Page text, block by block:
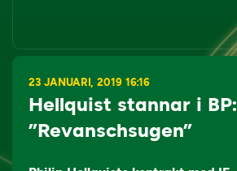
23 JANUARI, 2019 16:16
Hellquist stannar i BP:
”Revanschsugen”